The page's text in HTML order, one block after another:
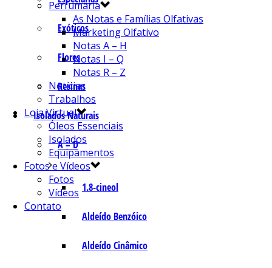
Exóticos
Flores
Resinas
Isolados Naturais
A – D
1.8-cineol
Aldeído Benzóico
Aldeído Cinâmico
Perfumaria
As Notas e Famílias Olfativas
Marketing Olfativo
Notas A – H
Notas I – Q
Notas R – Z
Notícias
Trabalhos
Loja Virtual
Óleos Essenciais
Isolados
Equipamentos
Fotos e Vídeos
Fotos
Vídeos
Contato